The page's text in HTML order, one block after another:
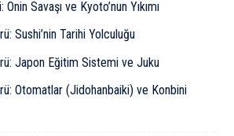
Savaşı ve Kyoto’nun Yıkımı
Sushi’nin Tarihi Yolculuğu
Japon Eğitim Sistemi ve Juku
Otomatlar (Jidohanbaiki) ve Konbini